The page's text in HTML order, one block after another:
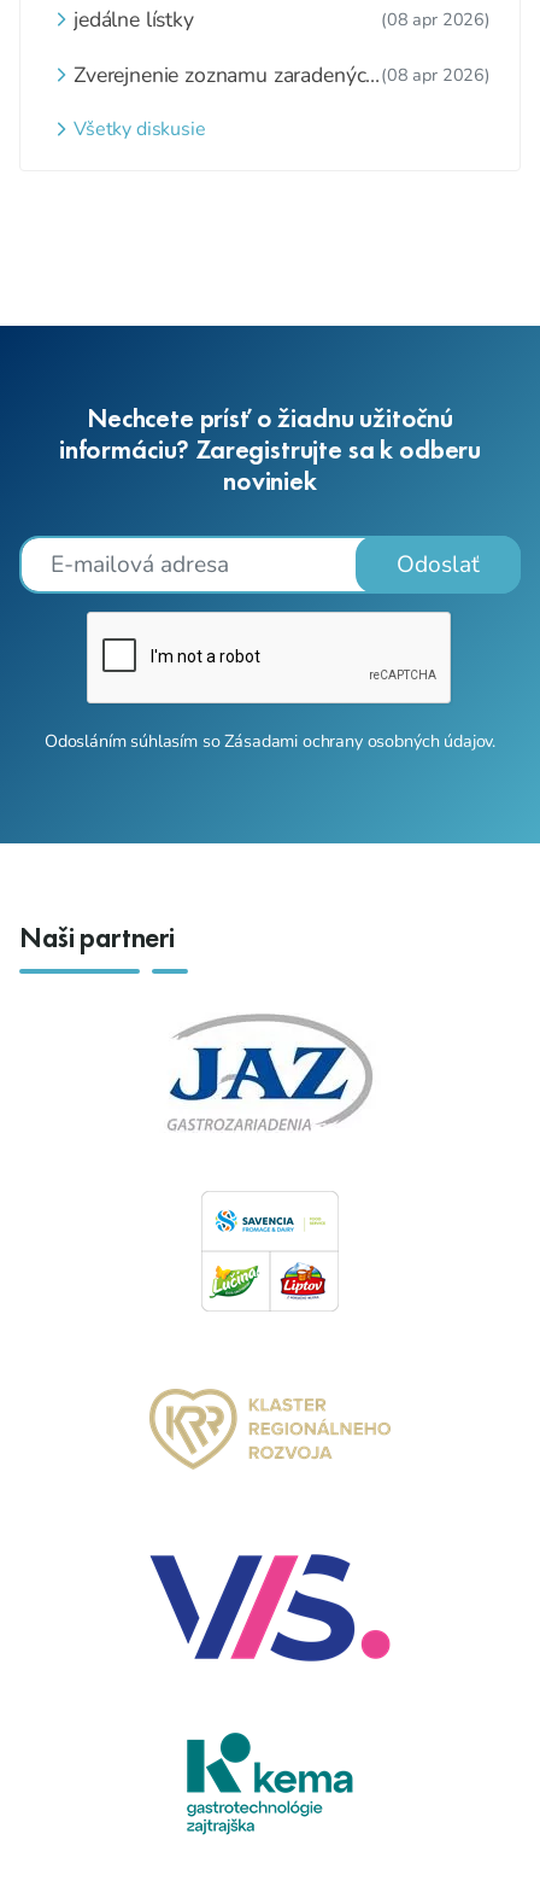
jedálne lístky (08 apr 2026)
Zverejnenie zoznamu zaradených
webovom sídle
(08 apr 2026)
Všetky diskusie
Nechcete prísť o žiadnu užitočnú
informáciu? Zaregistrujte sa k odberu
noviniek
Odoslať
Odosláním súhlasím soZásadami ochrany osobných údajov.
Naši partneri